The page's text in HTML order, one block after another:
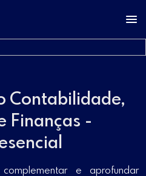
Contabilidade,
Finanças -
e aprofundar